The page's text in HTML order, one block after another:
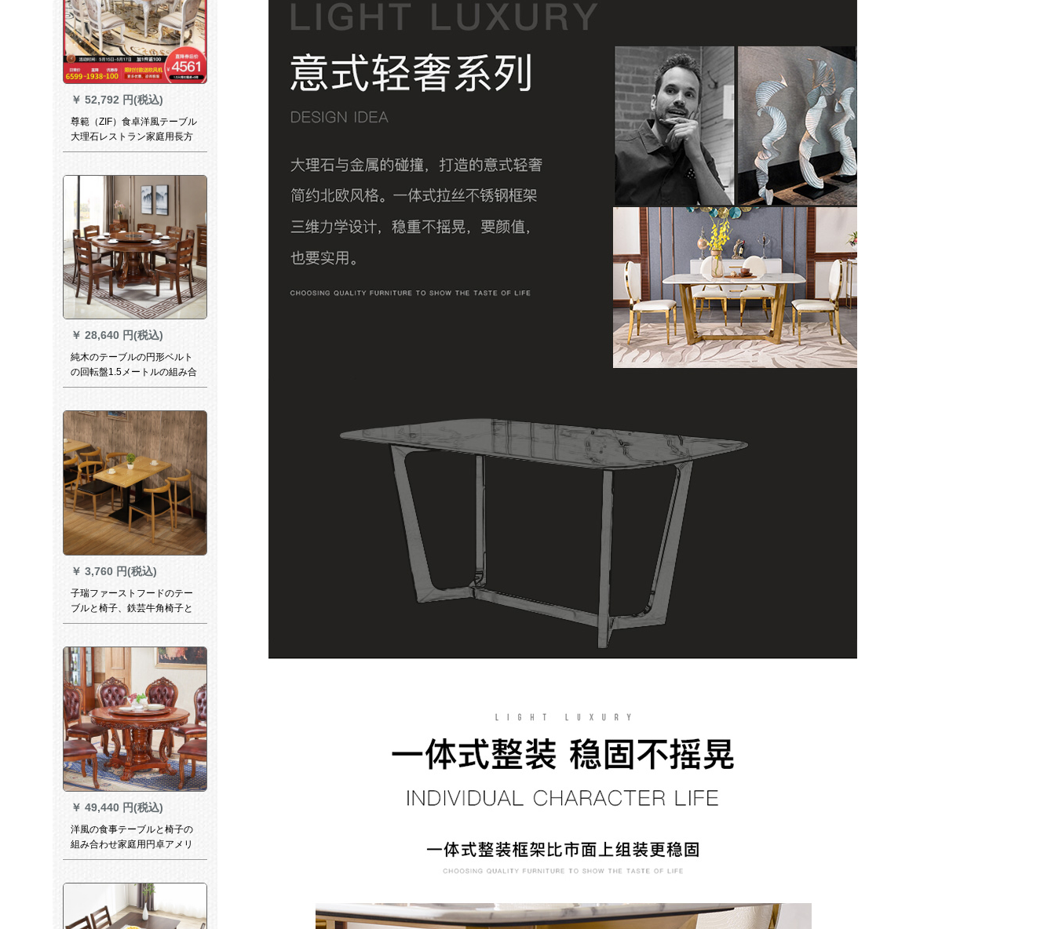
￥ 52,792 円(税込)
尊範（ZIF）食卓洋風テーブル
大理石レストラン家庭用長方
形テーブルテーブル純木立テ
ル+6椅子
￥ 28,640 円(税込)
純木のテーブルの円形ベルト
の回転盤1.5メートルの組み合
わせのテーブルと椅子、中華
の家庭用1.8 mレストラン家具
家庭用テーブル胡桃色1.5 Mの
テーブル8つの椅子（回転盤に
送ります）
￥ 3,760 円(税込)
子瑞ファーストフードのテー
ブルと椅子、鉄芸牛角椅子と
テーブルと椅子とコーヒーホ
つのテーブル、四椅子と原木
色
￥ 49,440 円(税込)
洋風の食事テーブルと椅子の
組み合わせ家庭用円卓アメリ
カ純木テーブル1.3/1.5 m大理
面円卓（回転台に送る）+6椅
子（636 Bタイプ）